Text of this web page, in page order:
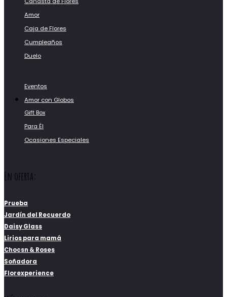
Amor
Caja de Flores
Cumpleaños
Duelo
Eventos
Amor con Globos
Gift Box
Para Él
Ocasiones Especiales
En oferta:
Prueba
Jardín del Recuerdo
Daisy Glass
Lirios para mamá
Chocsn & Roses
Soñadora
Florexperience